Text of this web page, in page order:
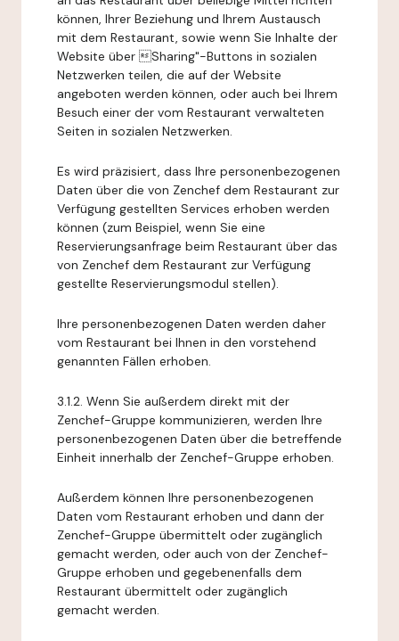
können, Ihrer Beziehung und Ihrem Austausch
mit dem Restaurant, sowie wenn Sie Inhalte der
Website über Sharing"-Buttons in sozialen
Netzwerken teilen, die auf der Website
angeboten werden können, oder auch bei Ihrem
Besuch einer der vom Restaurant verwalteten
Seiten in sozialen Netzwerken.
Es wird präzisiert, dass Ihre personenbezogenen
Daten über die von Zenchef dem Restaurant zur
Verfügung gestellten Services erhoben werden
können (zum Beispiel, wenn Sie eine
Reservierungsanfrage beim Restaurant über das
von Zenchef dem Restaurant zur Verfügung
gestellte Reservierungsmodul stellen).
Ihre personenbezogenen Daten werden daher
vom Restaurant bei Ihnen in den vorstehend
genannten Fällen erhoben.
3.1.2. Wenn Sie außerdem direkt mit der
Zenchef-Gruppe kommunizieren, werden Ihre
personenbezogenen Daten über die betreffende
Einheit innerhalb der Zenchef-Gruppe erhoben.
Außerdem können Ihre personenbezogenen
Daten vom Restaurant erhoben und dann der
Zenchef-Gruppe übermittelt oder zugänglich
gemacht werden, oder auch von der Zenchef-
Gruppe erhoben und gegebenenfalls dem
Restaurant übermittelt oder zugänglich
gemacht werden.